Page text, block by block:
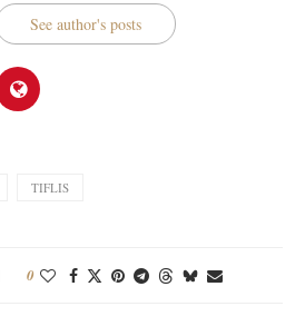
See author's posts
TIFLIS
0